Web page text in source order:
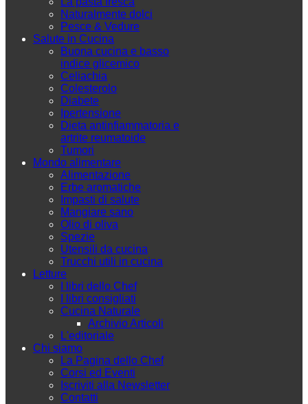
Naturalmente dolci
Pesce & Vedure
Salute in Cucina
Buona cucina e basso
indice glicemico
Celiachia
Colesterolo
Diabete
Ipertensione
Dieta antinfiammatoria e
artrite reumatoide
Tumori
Mondo alimentare
Alimentazione
Erbe aromatiche
Impasti di salute
Mangiare sano
Olio di oliva
Spezie
Utensili da cucina
Trucchi utili in cucina
Letture
I libri dello Chef
I libri consigliati
Cucina Naturale
Archivio Articoli
L'editoriale
Chi siamo
La Pagina dello Chef
Corsi ed Eventi
Iscriviti alla Newsletter
Contatti